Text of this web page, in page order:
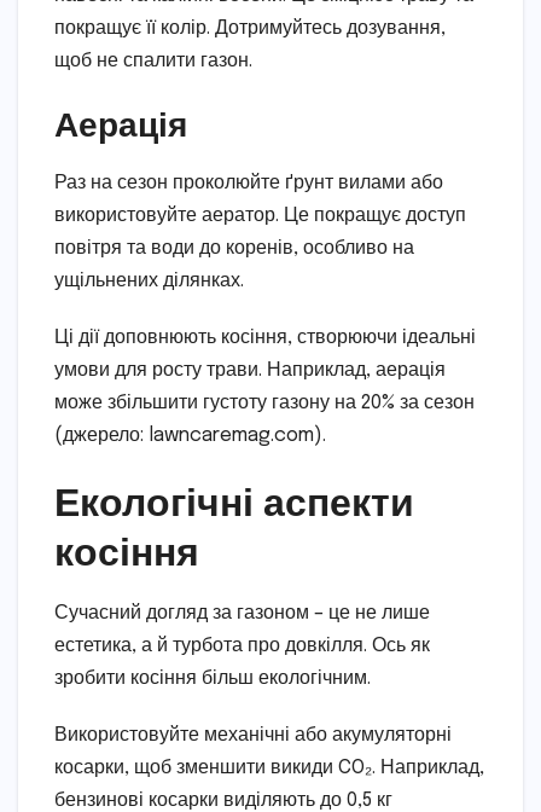
покращує її колір. Дотримуйтесь дозування,
щоб не спалити газон.
Аерація
Раз на сезон проколюйте ґрунт вилами або
використовуйте аератор. Це покращує доступ
повітря та води до коренів, особливо на
ущільнених ділянках.
Ці дії доповнюють косіння, створюючи ідеальні
умови для росту трави. Наприклад, аерація
може збільшити густоту газону на 20% за сезон
(джерело: lawncaremag.com).
Екологічні аспекти
косіння
Сучасний догляд за газоном – це не лише
естетика, а й турбота про довкілля. Ось як
зробити косіння більш екологічним.
Використовуйте механічні або акумуляторні
косарки, щоб зменшити викиди CO₂. Наприклад,
бензинові косарки виділяють до 0,5 кг